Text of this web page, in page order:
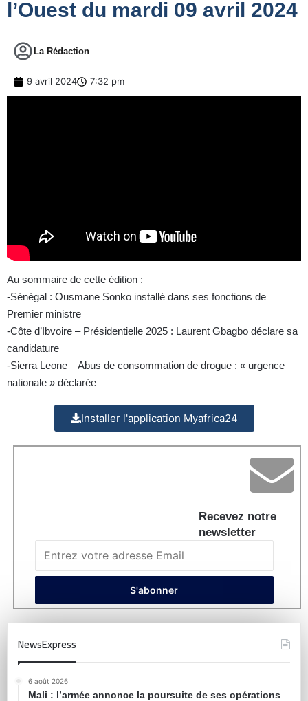
l’Ouest du mardi 09 avril 2024
La Rédaction
9 avril 2024 7:32 pm
Au sommaire de cette édition :
-Sénégal : Ousmane Sonko installé dans ses fonctions de
Premier ministre
-Côte d’Ibvoire – Présidentielle 2025 : Laurent Gbagbo déclare sa
candidature
-Sierra Leone – Abus de consommation de drogue : « urgence
nationale » déclarée
Installer l'application Myafrica24
Recevez notre
newsletter
NewsExpress
6 août 2026
Mali : l’armée annonce la poursuite de ses opérations